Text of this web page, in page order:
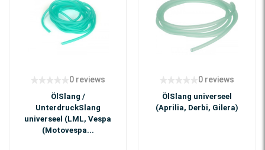
0 reviews
ÖlSlang /
UnterdruckSlang
universeel (LML, Vespa
(Motovespa...
0 reviews
ÖlSlang universeel
(Aprilia, Derbi, Gilera)